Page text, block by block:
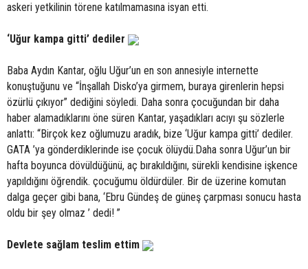
askeri yetkilinin törene katılmamasına isyan etti.
‘Uğur kampa gitti’ dediler
Baba Aydın Kantar, oğlu Uğur’un en son annesiyle internette
konuştuğunu ve “İnşallah Disko’ya girmem, buraya girenlerin hepsi
özürlü çıkıyor” dediğini söyledi. Daha sonra çocuğundan bir daha
haber alamadıklarını öne süren Kantar, yaşadıkları acıyı şu sözlerle
anlattı: “Birçok kez oğlumuzu aradık, bize ‘Uğur kampa gitti’ dediler.
GATA ’ya gönderdiklerinde ise çocuk ölüydü.Daha sonra Uğur’un bir
hafta boyunca dövüldüğünü, aç bırakıldığını, sürekli kendisine işkence
yapıldığını öğrendik. çocuğumu öldürdüler. Bir de üzerine komutan
dalga geçer gibi bana, ‘Ebru Gündeş de güneş çarpması sonucu hasta
oldu bir şey olmaz ’ dedi! ”
Devlete sağlam teslim ettim